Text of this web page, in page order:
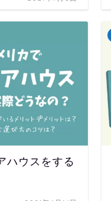
ハウスをする